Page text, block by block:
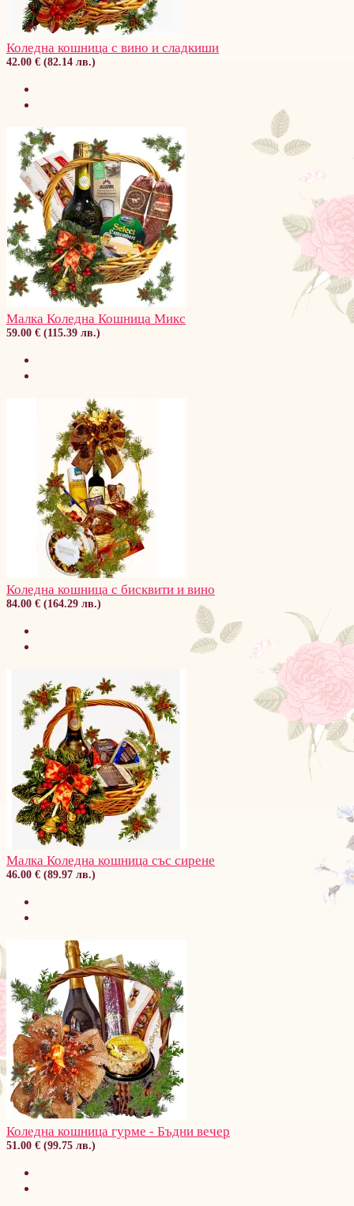
Коледна кошница с вино и сладкиши
42.00 € (82.14 лв.)
Малка Коледна Кошница Микс
59.00 € (115.39 лв.)
Коледна кошница с бисквити и вино
84.00 € (164.29 лв.)
Малка Коледна кошница със сирене
46.00 € (89.97 лв.)
Коледна кошница гурме - Бъдни вечер
51.00 € (99.75 лв.)